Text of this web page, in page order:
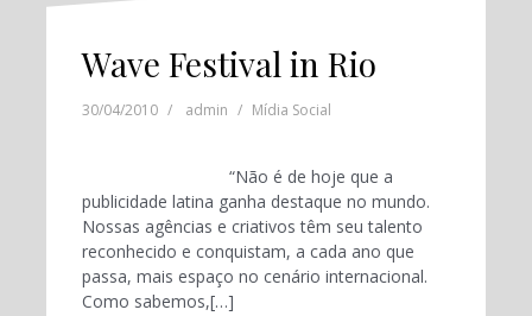
Wave Festival in Rio
30/04/2010 admin Mídia Social
“Não é de hoje que a
publicidade latina ganha destaque no mundo.
Nossas agências e criativos têm seu talento
reconhecido e conquistam, a cada ano que
passa, mais espaço no cenário internacional.
Como sabemos,[…]